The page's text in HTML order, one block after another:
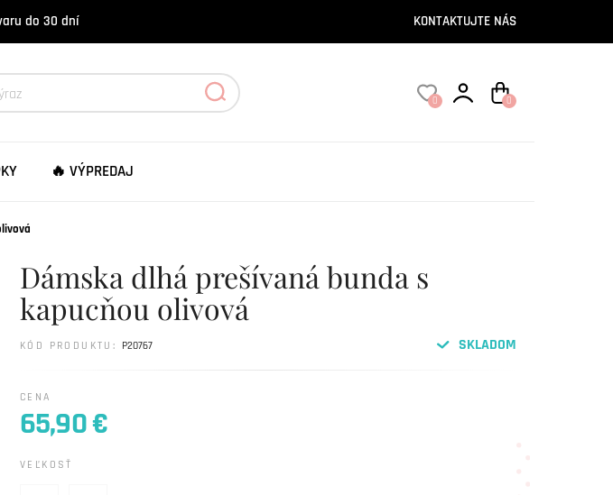
do 30 dní KONTAKTUJTE NÁS
0 0
🔥 VÝPREDAJ
Dámska dlhá prešívaná bunda s
kapucňou olivová
SKLADOM
KÓD PRODUKTU: P20767
CENA
65,90 €
VEĽKOSŤ